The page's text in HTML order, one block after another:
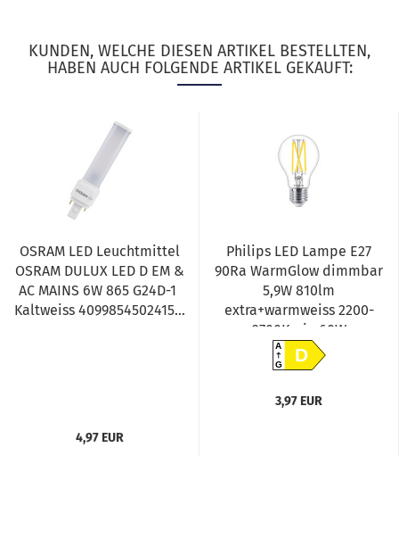
KUNDEN, WELCHE DIESEN ARTIKEL BESTELLTEN,
HABEN AUCH FOLGENDE ARTIKEL GEKAUFT:
OSRAM LED Leuchtmittel
OSRAM DULUX LED D EM &
AC MAINS 6W 865 G24D-1
Kaltweiss 4099854502415...
4,97 EUR
Philips LED Lampe E27
90Ra WarmGlow dimmbar
5,9W 810lm
extra+warmweiss 2200-
2700K wie 60W
8719514323834...
A
GD
3,97 EUR